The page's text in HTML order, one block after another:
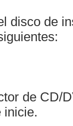
disco de
de CD/
inicie.